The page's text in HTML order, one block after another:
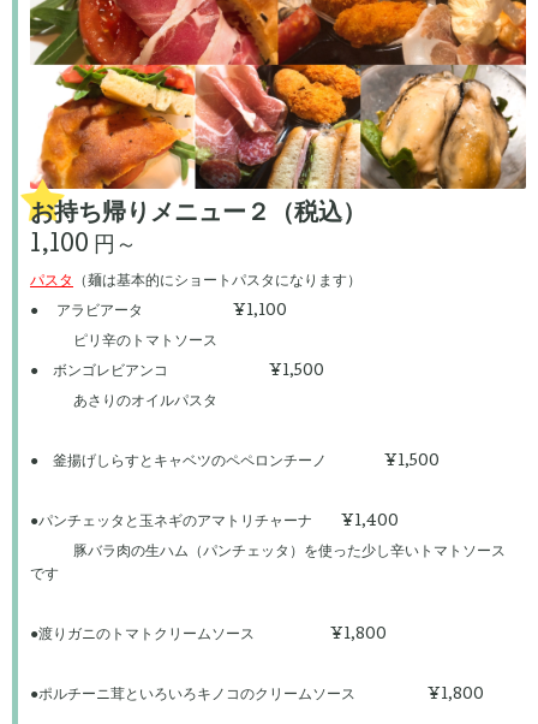
お持ち帰りメニュー２（税込）
1,100 円～
パスタ
（麺は基本的にショートパスタになります）
● アラビアータ ¥1,100
ピリ辛のトマトソース
● ボンゴレビアンコ ¥1,500
あさりのオイルパスタ
● 釜揚げしらすとキャベツのペペロンチーノ ¥1,500
●パンチェッタと玉ネギのアマトリチャーナ ¥1,400
豚バラ肉の生ハム（パンチェッタ）を使った少し辛いトマトソース
です
●渡りガニのトマトクリームソース ¥1,800
●ポルチーニ茸といろいろキノコのクリームソース ¥1,800